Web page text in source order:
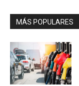
MÁS POPULARES